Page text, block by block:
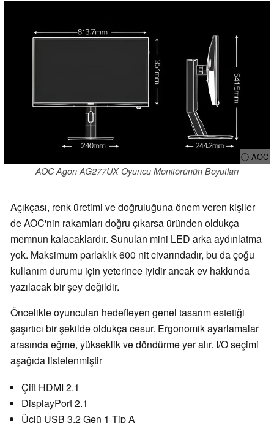
ⓘ AOC
AOC Agon AG277UX Oyuncu Monitörünün Boyutları
Açıkçası, renk üretimi ve doğruluğuna önem veren kişiler
de AOC'nin rakamları doğru çıkarsa üründen oldukça
memnun kalacaklardır. Sunulan mini LED arka aydınlatma
yok. Maksimum parlaklık 600 nit civarındadır, bu da çoğu
kullanım durumu için yeterince iyidir ancak ev hakkında
yazılacak bir şey değildir.
Öncelikle oyuncuları hedefleyen genel tasarım estetiği
şaşırtıcı bir şekilde oldukça cesur. Ergonomik ayarlamalar
arasında eğme, yükseklik ve döndürme yer alır. I/O seçimi
aşağıda listelenmiştir
Çift HDMI 2.1
DisplayPort 2.1
Üçlü USB 3.2 Gen 1 Tip A